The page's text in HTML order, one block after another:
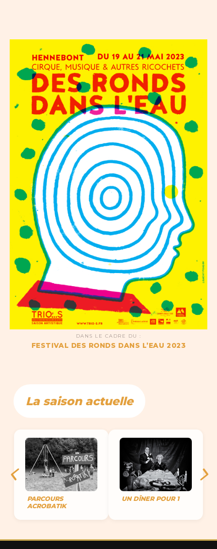
DANS LE CADRE DU :
FESTIVAL DES RONDS DANS L’EAU 2023
La saison actuelle
PARCOURS
ACROBATIK
UN DÎNER POUR 1